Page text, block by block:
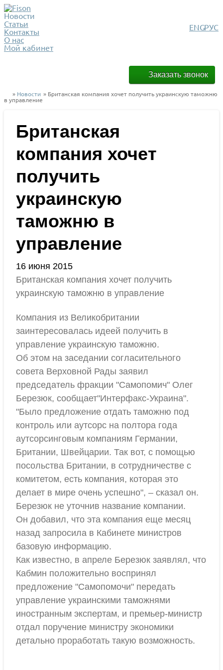
РУС
ENG
Новости
Статьи
Контакты
О нас
Мой кабинет
Заказать звонок
» Новости » Британская компания хочет получить украинскую таможню
в управление
Британская
компания хочет
получить
украинскую
таможню в
управление
16 июня 2015
Британская компания хочет получить
украинскую таможню в управление
Компания из Великобритании
заинтересовалась идеей получить в
управление украинскую таможню.
Об этом на заседании согласительного
совета Верховной Рады заявил
председатель фракции "Самопомич" Олег
Березюк, сообщает"Интерфакс-Украина".
"Было предложение отдать таможню под
контроль или аутсорс на полтора года
аутсорсинговым компаниям Германии,
Британии, Швейцарии. Так вот, с помощью
посольства Британии, в сотрудничестве с
комитетом, есть компания, которая это
делает в мире очень успешно", – сказал он.
Березюк не уточнив название компании.
Он добавил, что эта компания еще месяц
назад запросила в Кабинете министров
базовую информацию.
Как известно, в апреле Березюк заявлял, что
Кабмин положительно воспринял
предложение "Самопомочи" передать
управление украинскими таможнями
иностранным экспертам, и премьер-министр
отдал поручение министру экономики
детально проработать такую возможность.